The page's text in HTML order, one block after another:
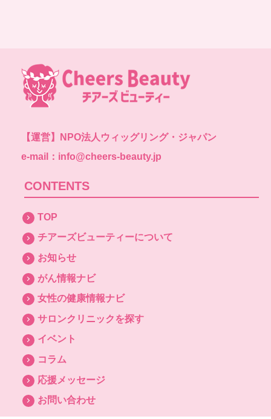
【運営】
NPO法人ウィッグリング・ジャパン
e-mail：info@cheers-beauty.jp
CONTENTS
TOP
チアーズビューティーについて
お知らせ
がん情報ナビ
女性の健康情報ナビ
サロンクリニックを探す
イベント
コラム
応援メッセージ
お問い合わせ